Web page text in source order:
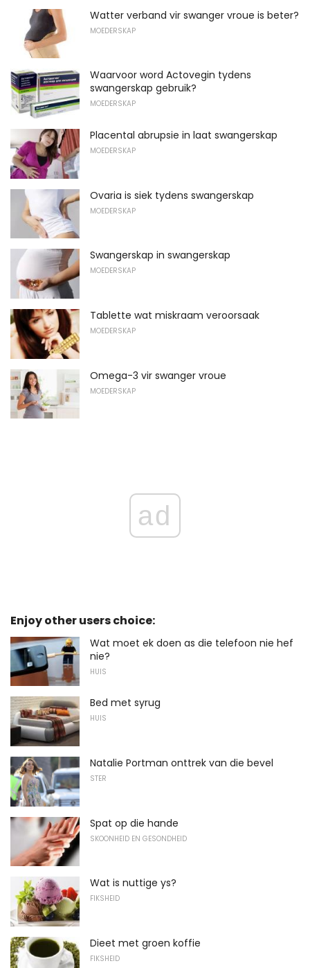
Watter verband vir swanger vroue is beter?
MOEDERSKAP
Waarvoor word Actovegin tydens
swangerskap gebruik?
MOEDERSKAP
Placental abrupsie in laat swangerskap
MOEDERSKAP
Ovaria is siek tydens swangerskap
MOEDERSKAP
Swangerskap in swangerskap
MOEDERSKAP
Tablette wat miskraam veroorsaak
MOEDERSKAP
Omega-3 vir swanger vroue
MOEDERSKAP
ad
Enjoy other users choice:
Wat moet ek doen as die telefoon nie hef
nie?
HUIS
Bed met syrug
HUIS
Natalie Portman onttrek van die bevel
STER
Spat op die hande
SKOONHEID EN GESONDHEID
Wat is nuttige ys?
FIKSHEID
Dieet met groen koffie
FIKSHEID